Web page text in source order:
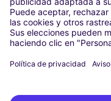
Roma
Turín
Viena
Berlín
Düsseldorf